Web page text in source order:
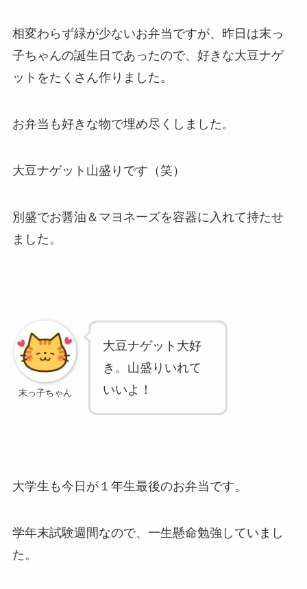
相変わらず緑が少ないお弁当ですが、昨日は末っ
子ちゃんの誕生日であったので、好きな大豆ナゲ
ットをたくさん作りました。
お弁当も好きな物で埋め尽くしました。
大豆ナゲット山盛りです（笑）
別盛でお醤油＆マヨネーズを容器に入れて持たせ
ました。
大豆ナゲット大好
き。山盛りいれて
いいよ！
大学生も今日が１年生最後のお弁当です。
学年末試験週間なので、一生懸命勉強していまし
た。